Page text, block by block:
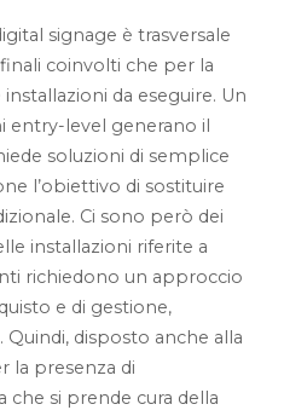
signage è trasversale
coinvolti che per la
da eseguire. Un
entry-level generano il
soluzioni di semplice
l’obiettivo di sostituire
Ci sono però dei
installazioni riferite a
richiedono un approccio
e di gestione,
disposto anche alla
la presenza di
che si prende cura della